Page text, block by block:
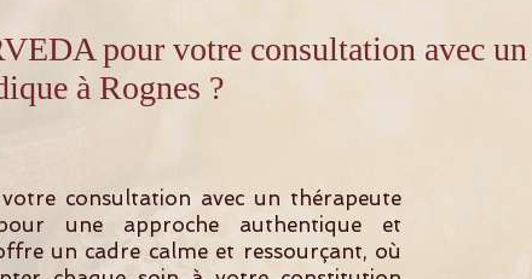
pour votre consultation avec un
à Rognes ?
consultation avec un thérapeute
une approche authentique et
un cadre calme et ressourçant, où